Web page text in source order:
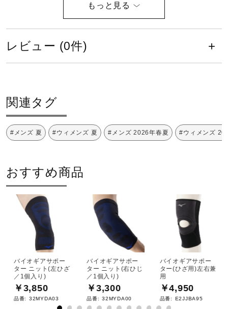
メディカル
セール
サポート
直営店一覧
取扱店一覧
底面温度120℃を限度としてアイロ
ン仕上げができる
ドライクリーニング禁止
弱い操作によるウエットクリーニン
レビュー (0件)
関連タグ
#メンズ 夏 #ウィメンズ 夏 #メンズ 2026年春夏 #ウィメンズ
おすすめ商品
バイオギアサポー
ター ニット(左ひざ
／1個入り)
￥3,850
品番: 32MYDA03
バイオギアサポー
ター ニット(右ひじ
／1個入り)
￥3,300
品番: 32MYDA00
バイオギアサポー
ター(ひざ用)左右兼
用
￥4,950
品番: E2JJBA95